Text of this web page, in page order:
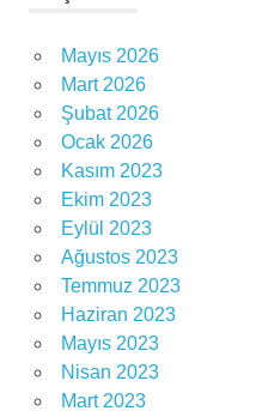
Mayıs 2026
Mart 2026
Şubat 2026
Ocak 2026
Kasım 2023
Ekim 2023
Eylül 2023
Ağustos 2023
Temmuz 2023
Haziran 2023
Mayıs 2023
Nisan 2023
Mart 2023